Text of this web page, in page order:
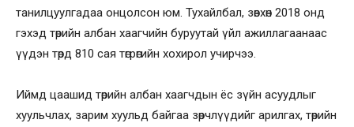
танилцуулгадаа онцолсон юм. Тухайлбал, зөвхөн 2018 онд
гэхэд төрийн албан хаагчийн буруутай үйл ажиллагаанаас
үүдэн төрд 810 сая төгрөгийн хохирол учирчээ.
Иймд цаашид төрийн албан хаагчдын ёс зүйн асуудлыг
хуульчлах, зарим хуульд байгаа зөрчлүүдийг арилгах, төрийн